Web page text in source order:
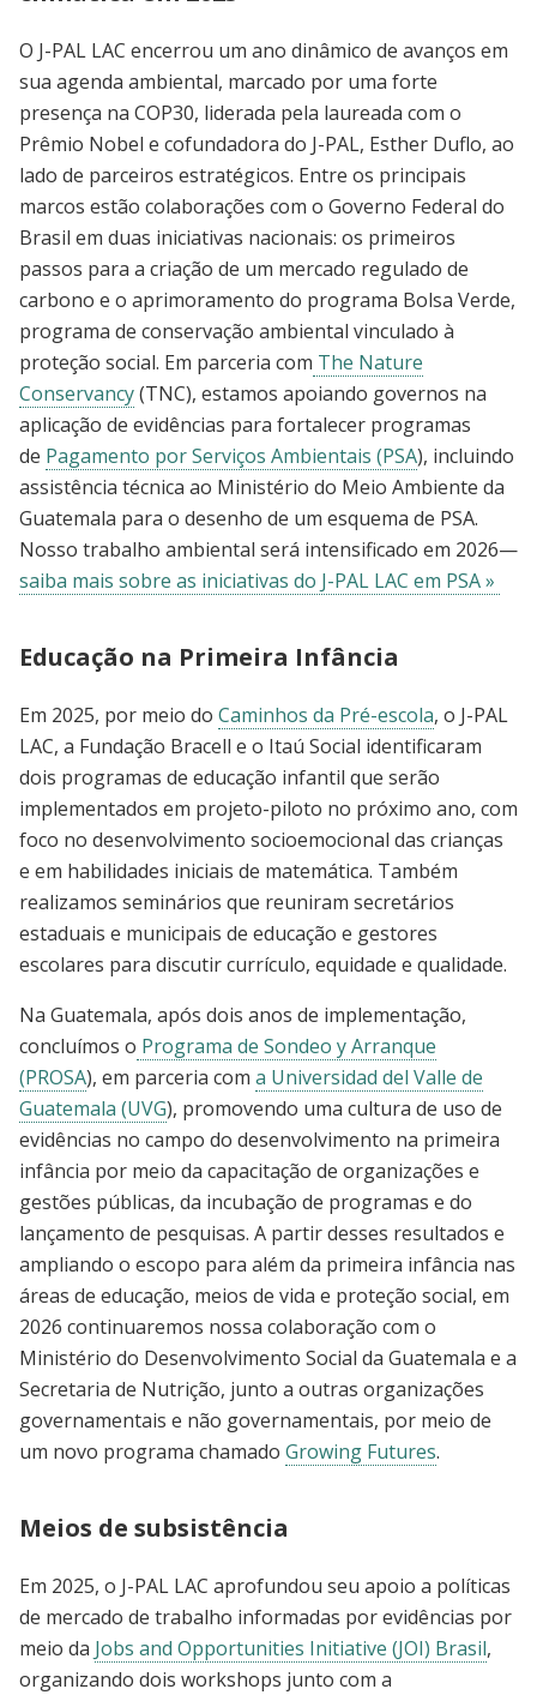
O J-PAL LAC encerrou um ano dinâmico de avanços em
sua agenda ambiental, marcado por uma forte
presença na COP30, liderada pela laureada com o
Prêmio Nobel e cofundadora do J-PAL, Esther Duflo, ao
lado de parceiros estratégicos. Entre os principais
marcos estão colaborações com o Governo Federal do
Brasil em duas iniciativas nacionais: os primeiros
passos para a criação de um mercado regulado de
carbono e o aprimoramento do programa Bolsa Verde,
programa de conservação ambiental vinculado à
proteção social. Em parceria com The Nature
Conservancy(TNC), estamos apoiando governos na
aplicação de evidências para fortalecer programas
de Pagamento por Serviços Ambientais (PSA), incluindo
assistência técnica ao Ministério do Meio Ambiente da
Guatemala para o desenho de um esquema de PSA.
Nosso trabalho ambiental será intensificado em 2026—
saiba mais sobre as iniciativas do J-PAL LAC em PSA »
Educação na Primeira Infância
Em 2025, por meio do Caminhos da Pré-escola, o J-PAL
LAC, a Fundação Bracell e o Itaú Social identificaram
dois programas de educação infantil que serão
implementados em projeto-piloto no próximo ano, com
foco no desenvolvimento socioemocional das crianças
e em habilidades iniciais de matemática. Também
realizamos seminários que reuniram secretários
estaduais e municipais de educação e gestores
escolares para discutir currículo, equidade e qualidade.
Na Guatemala, após dois anos de implementação,
concluímos o Programa de Sondeo y Arranque
(PROSA), em parceria com a Universidad del Valle de
Guatemala (UVG), promovendo uma cultura de uso de
evidências no campo do desenvolvimento na primeira
infância por meio da capacitação de organizações e
gestões públicas, da incubação de programas e do
lançamento de pesquisas. A partir desses resultados e
ampliando o escopo para além da primeira infância nas
áreas de educação, meios de vida e proteção social, em
2026 continuaremos nossa colaboração com o
Ministério do Desenvolvimento Social da Guatemala e a
Secretaria de Nutrição, junto a outras organizações
governamentais e não governamentais, por meio de
um novo programa chamado Growing Futures.
Meios de subsistência
Em 2025, o J-PAL LAC aprofundou seu apoio a políticas
de mercado de trabalho informadas por evidências por
meio da Jobs and Opportunities Initiative (JOI) Brasil,
organizando dois workshops junto com a